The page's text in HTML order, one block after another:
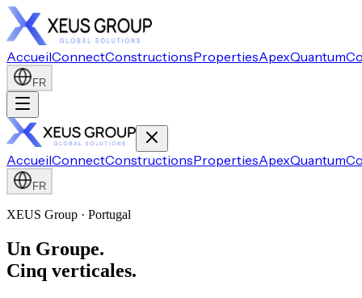
AccueilConnectConstructionsPropertiesApexQuantum
FR
AccueilConnectConstructionsPropertiesApexQuantum
FR
XEUS Group · Portugal
Un Groupe.
Cinq verticales.